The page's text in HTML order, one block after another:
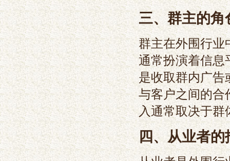
三、群主的角
群主在外围行业
通常扮演着信息
是收取群内广告
与客户之间的合
入通常取决于群
四、从业者